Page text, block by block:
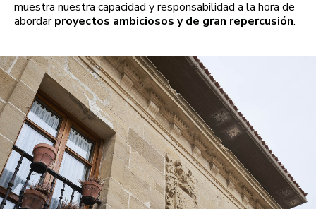
muestra nuestra capacidad y responsabilidad a la hora de
abordarproyectos ambiciosos y de gran repercusión.